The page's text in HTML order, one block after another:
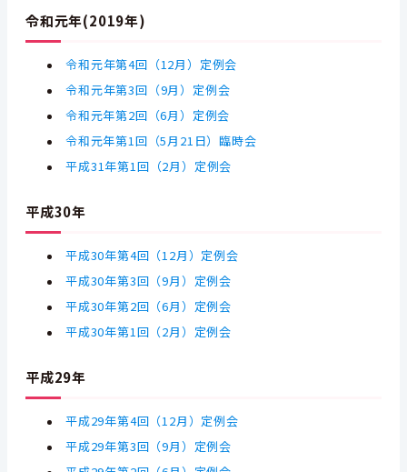
令和元年(2019年)
令和元年第4回（12月）定例会
令和元年第3回（9月）定例会
令和元年第2回（6月）定例会
令和元年第1回（5月21日）臨時会
平成31年第1回（2月）定例会
平成30年
平成30年第4回（12月）定例会
平成30年第3回（9月）定例会
平成30年第2回（6月）定例会
平成30年第1回（2月）定例会
平成29年
平成29年第4回（12月）定例会
平成29年第3回（9月）定例会